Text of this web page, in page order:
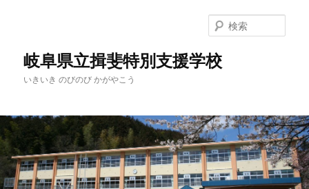
岐阜県立揖斐特別支援学校
いきいき のびのび かがやこう
索